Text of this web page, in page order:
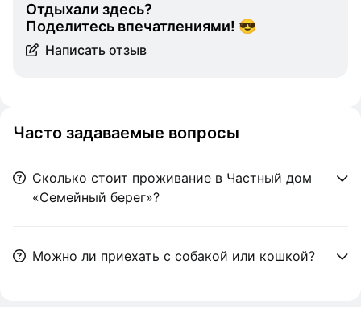
Отдыхали здесь?
Поделитесь впечатлениями! 😎
Написать отзыв
Часто задаваемые вопросы
Сколько стоит проживание в Частный дом
«Семейный берег»?
Можно ли приехать с собакой или кошкой?